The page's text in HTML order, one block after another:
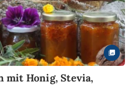
mit Honig, Stevia,